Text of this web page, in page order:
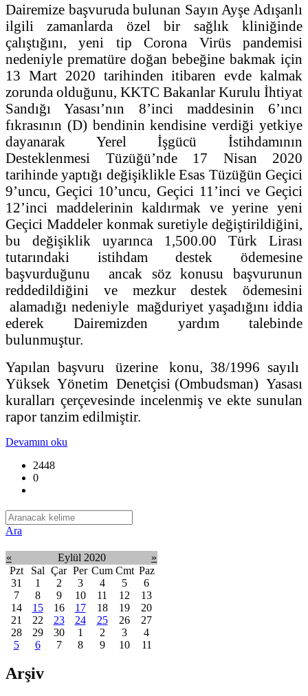
Dairemize başvuruda bulunan Sayın Ayşe Adışanlı
ilgili zamanlarda özel bir sağlık kliniğinde
çalıştığını, yeni tip Corona Virüs pandemisi
nedeniyle prematüre doğan bebeğine bakmak için
13 Mart 2020 tarihinden itibaren evde kalmak
zorunda olduğunu, KKTC Bakanlar Kurulu İhtiyat
Sandığı Yasası’nın 8’inci maddesinin 6’ıncı
fıkrasının (D) bendinin kendisine verdiği yetkiye
dayanarak Yerel İşgücü İstihdamının
Desteklenmesi Tüzüğü’nde 17 Nisan 2020
tarihinde yaptığı değişiklikle Esas Tüzüğün Geçici
9’uncu, Geçici 10’uncu, Geçici 11’inci ve Geçici
12’inci maddelerinin kaldırmak ve yerine yeni
Geçici Maddeler konmak suretiyle değiştirildiğini,
bu değişiklik uyarınca 1,500.00 Türk Lirası
tutarındaki istihdam destek ödemesine
başvurduğunu ancak söz konusu başvurunun
reddedildiğini ve mezkur destek ödemesini
alamadığı nedeniyle mağduriyet yaşadığını iddia
ederek Dairemizden yardım talebinde
bulunmuştur.
Yapılan başvuru üzerine konu, 38/1996 sayılı
Yüksek Yönetim Denetçisi (Ombudsman) Yasası
kuralları çerçevesinde incelenmiş ve ekte sunulan
rapor tanzim edilmiştir.
Devamını oku
2448
0
Ara
« Eylül 2020
»
Pzt
Sal Çar Per Cum Cmt Paz
31
1 2 3 4 5
6
7
8 9 10 11 12
13
14
15 16 17 18 19
20
21
22 23 24 25 26
27
28
29 30 1 2 3
4
5
6 7 8 9 10 11
Arşiv